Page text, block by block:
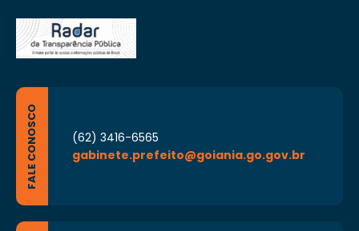
FALE CONOSCO
(62) 3416-6565
gabinete.prefeito@goiania.go.gov.br